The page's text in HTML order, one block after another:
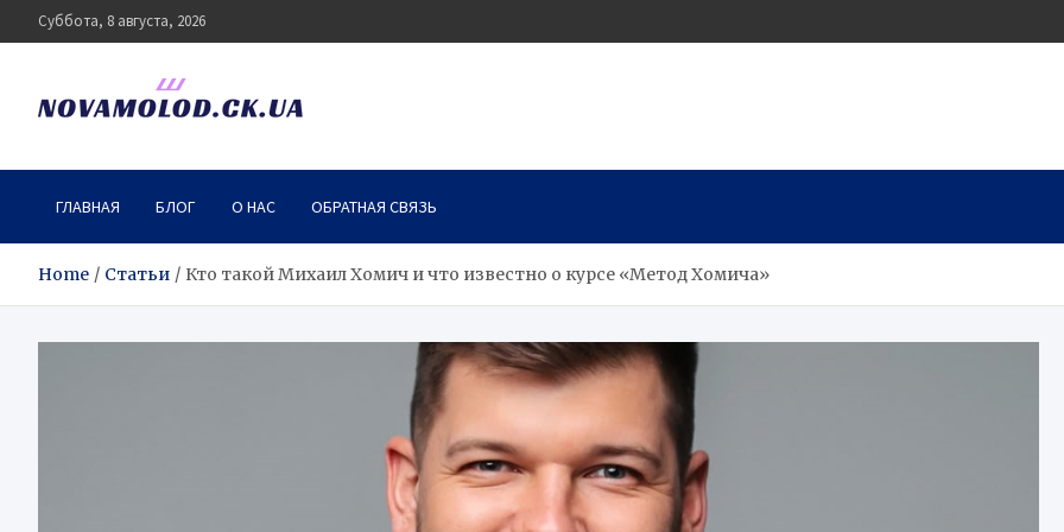
to
Суббота, 8 августа, 2026
novamolod.ck.ua
ГЛАВНАЯ БЛОГ О НАС ОБРАТНАЯ СВЯЗЬ
Home Статьи Кто такой Михаил Хомич и что известно о курсе «Метод Хомича»